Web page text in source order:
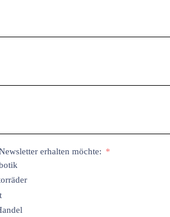
erhalten möchte: